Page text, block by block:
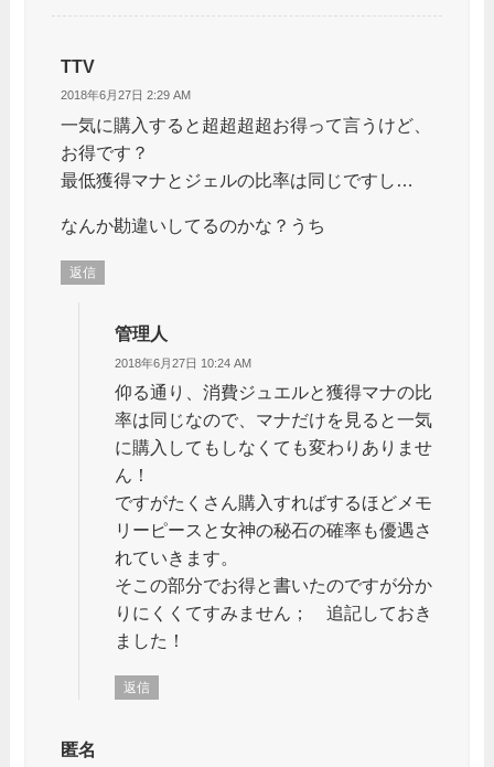
TTV
2018年6月27日 2:29 AM
一気に購入すると超超超超お得って言うけど、
お得です？
最低獲得マナとジェルの比率は同じですし…
なんか勘違いしてるのかな？うち
返信
管理人
2018年6月27日 10:24 AM
仰る通り、消費ジュエルと獲得マナの比
率は同じなので、マナだけを見ると一気
に購入してもしなくても変わりありませ
ん！
ですがたくさん購入すればするほどメモ
リーピースと女神の秘石の確率も優遇さ
れていきます。
そこの部分でお得と書いたのですが分か
りにくくてすみません； 追記しておき
ました！
返信
匿名